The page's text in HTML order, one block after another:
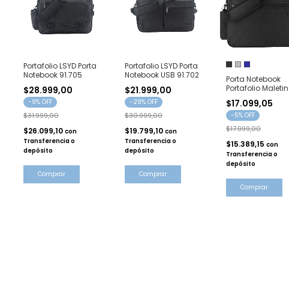
Portafolio LSYD Porta
Notebook 91.705
$28.999,00
-9% OFF
$31.999,00
$26.099,10 con
Transferencia o
depósito
Comprar
Portafolio LSYD Porta
Notebook USB 91.702
$21.999,00
-29% OFF
$30.999,00
$19.799,10 con
Transferencia o
depósito
Comprar
Porta Notebook
Portafolio Maletin
Trabajo
$17.099,05
-5% OFF
$17.999,00
$15.389,15 con
Transferencia o
depósito
Comprar